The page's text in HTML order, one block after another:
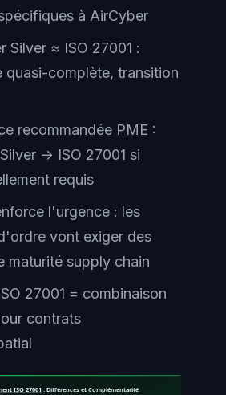
à AirCyber
Silver ≈ ISO 27001 :
quasi-complète, transition
recommandée PME :
→ ISO 27001 si
requis
l'urgence : les
vont exiger des
maturité supply chain
27001 = combinaison
contrats
ISO 27001 : Différences et Complémentarité